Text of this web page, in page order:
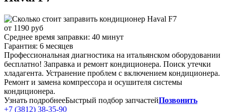
от 1190 руб
Среднее время заправки: 40 минут
Гарантия: 6 месяцев
Профессиональная диагностика на итальянском оборудовании
бесплатно! Заправка и ремонт кондиционера. Поиск утечки
хладагента. Устранение проблем с включением кондиционера.
Ремонт и замена компрессора и осушителя системы
кондиционера.
Узнать подробнееБыстрый подбор запчастейПозвонить
+7 (3812) 38-35-90